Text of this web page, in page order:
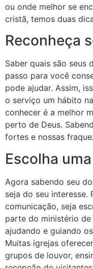
ou onde melhor se
cristã, temos duas
Reconheça
Saber quais são seus
passo para você
pode ajudar. Assim,
o serviço um hábito
conhecer é a melhor
perto de Deus.
fortes e nossas
Escolha
Agora sabendo seu
seja do seu interesse.
comunicação, seja
parte do ministério
ajudando e guiando
Muitas igrejas
grupos de louvor,